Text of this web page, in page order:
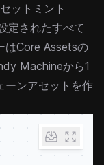
ットミント
定されたすべて
はCore Assetsの
Machineから1
ーンアセットを作